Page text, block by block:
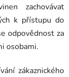
zachovávat
k přístupu do
odpovědnost za
osobami.
zákaznického